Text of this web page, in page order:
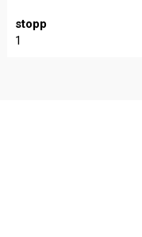
stopp
1